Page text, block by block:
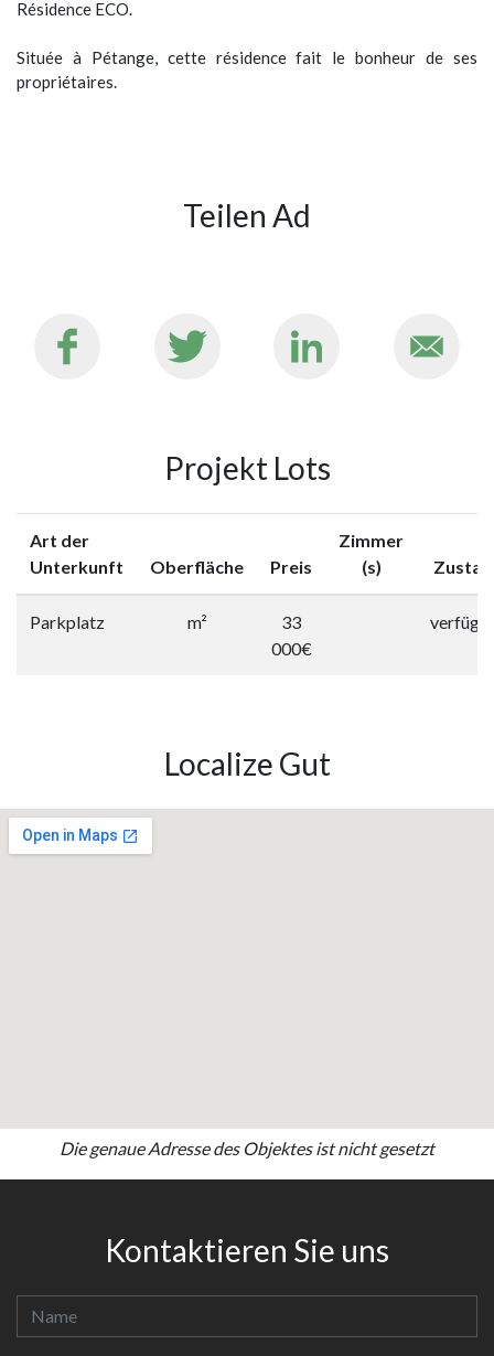
Résidence ECO.
Située à Pétange, cette résidence fait le bonheur de ses
propriétaires.
Teilen Ad
Projekt Lots
Art der
Unterkunft
Oberfläche Preis
Zimmer
(s)
Parkplatz m²
33
000€
Localize Gut
Die genaue Adresse des Objektes ist nicht gesetzt
Kontaktieren Sie uns